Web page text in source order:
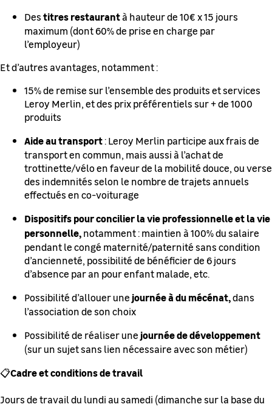
Destitres restaurantà hauteur de 10€ x 15 jours
maximum (dont 60% de prise en charge par
l’employeur)
Et d’autres avantages, notamment :
15% de remise sur l’ensemble des produits et services
Leroy Merlin, et des prix préférentiels sur + de 1000
produits
Aide au transport: Leroy Merlin participe aux frais de
transport en commun, mais aussi à l’achat de
trottinette/vélo en faveur de la mobilité douce, ou verse
des indemnités selon le nombre de trajets annuels
effectués en co-voiturage
Dispositifs pour concilier la vie professionnelle et la vie
personnelle,notamment : maintien à 100% du salaire
pendant le congé maternité/paternité sans condition
d’ancienneté, possibilité de bénéficier de 6 jours
d’absence par an pour enfant malade, etc.
Possibilité d’allouer une journée à du mécénat,dans
l’association de son choix
Possibilité de réaliser une journée de développement
(sur un sujet sans lien nécessaire avec son métier)
📋Cadre et conditions de travail
Jours de travail du lundi au samedi (dimanche sur la base du